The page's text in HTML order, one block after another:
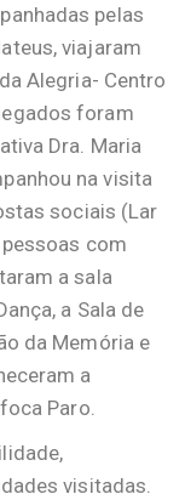
pelas
viajaram
Alegria- Centro
foram
Dra. Maria
na visita
sociais (Lar
com
a sala
a Sala de
da Memória e
a
Paro.
visitadas.